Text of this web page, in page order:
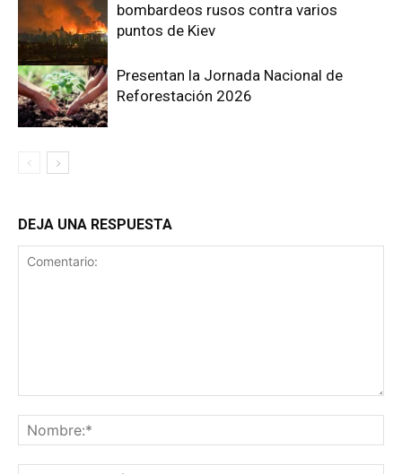
bombardeos rusos contra varios
puntos de Kiev
Presentan la Jornada Nacional de
Reforestación 2026
DEJA UNA RESPUESTA